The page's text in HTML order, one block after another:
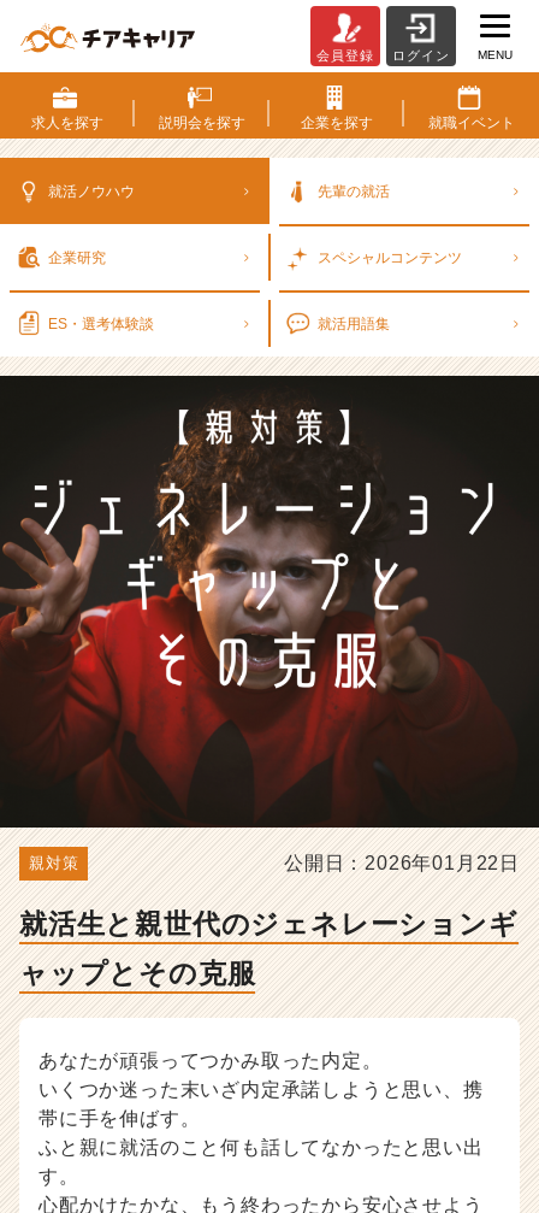
活
生
と
ェ
ョ
ン
ギ
ャ
ッ
プ
と
そ
の
克
服
-
選
考
就
ハ
ウ
記
ベ
チ
ー・
長
会員登録 ログイン MENU
求人を探す 説明会を探す 企業を探す 就職イベント
就活ノウハウ 先輩の就活
企業研究 スペシャルコンテンツ
ES・選考体験談 就活用語集
親対策 公開日：2026年01月22日
就活生と親世代のジェネレーションギ
ャップとその克服
あなたが頑張ってつかみ取った内定。
いくつか迷った末いざ内定承諾しようと思い、携
帯に手を伸ばす。
ふと親に就活のこと何も話してなかったと思い出
す。
心配かけたかな、もう終わったから安心させよう